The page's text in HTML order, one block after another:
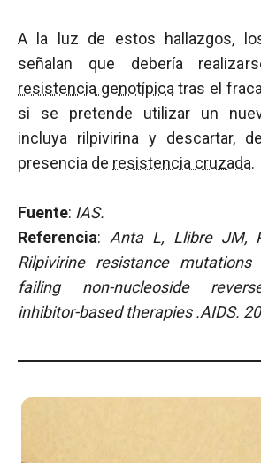
A la luz de estos hallazgos,
señalan que debería
resistencia genotípica tras el
si se pretende utilizar un
incluya rilpivirina y descartar,
presencia de resistencia cruzada.
Fuente: IAS.
Referencia: Anta L, Llibre JM,
Rilpivirine resistance
failing non-nucleoside
inhibitor-based therapies .AIDS.